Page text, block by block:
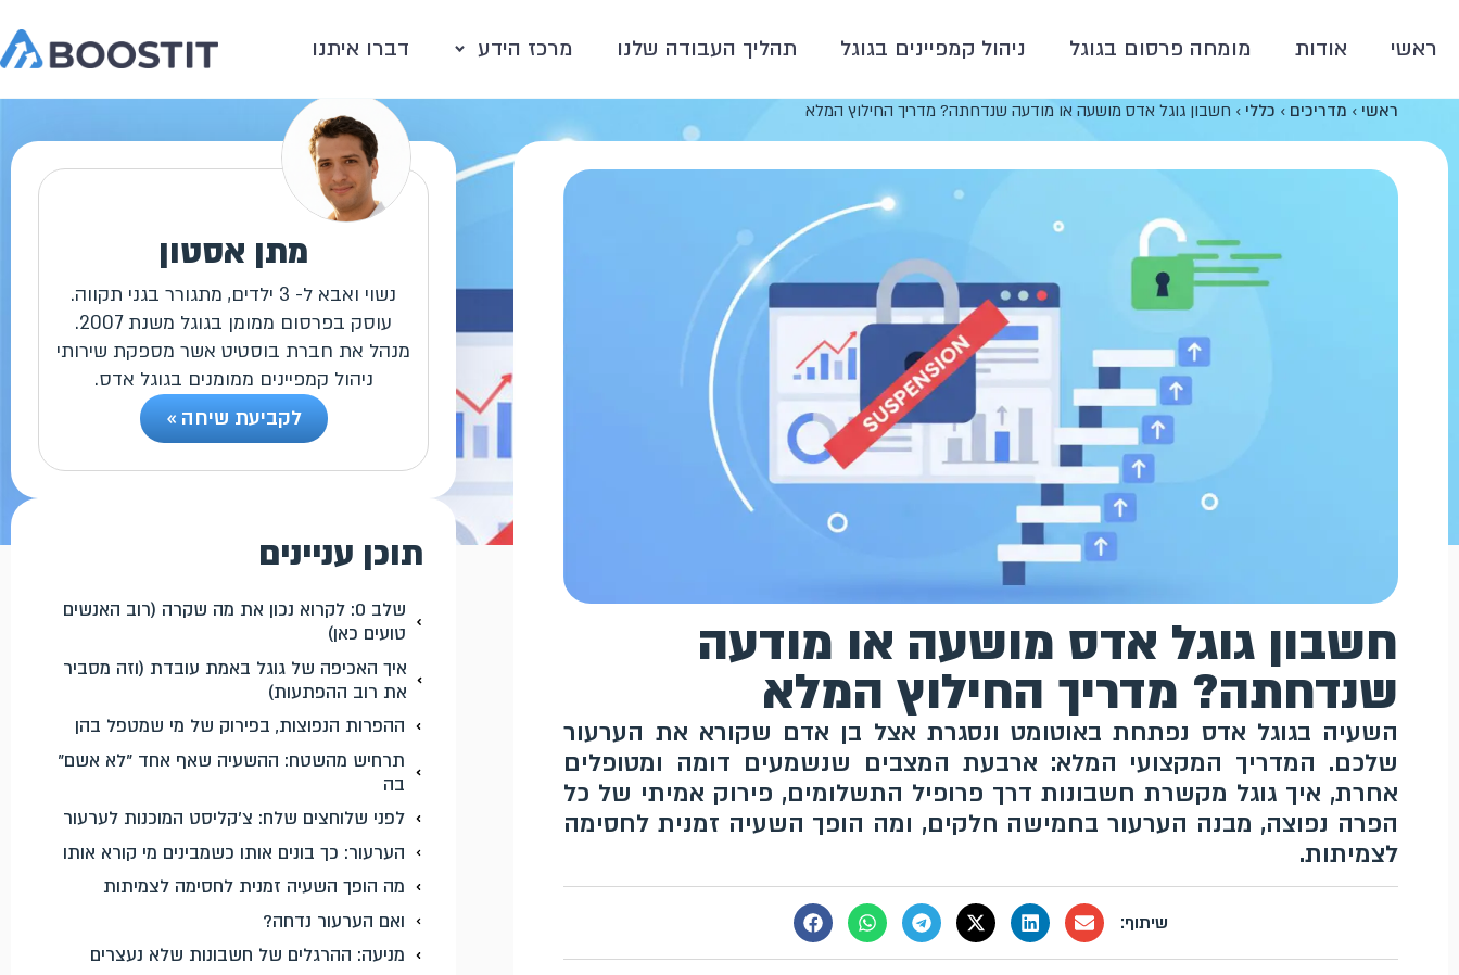
ראשי אודות מומחה פרסום בגוגל ניהול קמפיינים בגוגל תהליך העבודה שלנו מרכז הידע דברו איתנו
ראשי › מדריכים › כללי › חשבון גוגל אדס מושעה או מודעה שנדחתה? מדריך החילוץ המלא
חשבון גוגל אדס מושעה או מודעה
שנדחתה? מדריך החילוץ המלא
השעיה בגוגל אדס נפתחת באוטומט ונסגרת אצל בן אדם שקורא את הערעור
שלכם. המדריך המקצועי המלא: ארבעת המצבים שנשמעים דומה ומטופלים
אחרת, איך גוגל מקשרת חשבונות דרך פרופיל התשלומים, פירוק אמיתי של כל
הפרה נפוצה, מבנה הערעור בחמישה חלקים, ומה הופך השעיה זמנית לחסימה
לצמיתות.
מתן אסטון
נשוי ואבא ל- 3 ילדים, מתגורר בגני תקווה.
עוסק בפרסום ממומן בגוגל משנת 2007.
מנהל את חברת בוסטיט אשר מספקת שירותי
ניהול קמפיינים ממומנים בגוגל אדס.
לקביעת שיחה »
תוכן עניינים
שלב 0: לקרוא נכון את מה שקרה (רוב האנשים
טועים כאן)
איך האכיפה של גוגל באמת עובדת (וזה מסביר
את רוב ההפתעות)
ההפרות הנפוצות, בפירוק של מי שמטפל בהן
תרחיש מהשטח: ההשעיה שאף אחד "לא אשם"
בה
לפני שלוחצים שלח: צ'קליסט המוכנות לערעור
הערעור: כך בונים אותו כשמבינים מי קורא אותו
מה הופך השעיה זמנית לחסימה לצמיתות
ואם הערעור נדחה?
מניעה: ההרגלים של חשבונות שלא נעצרים